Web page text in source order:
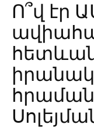
Ո՞վ էր